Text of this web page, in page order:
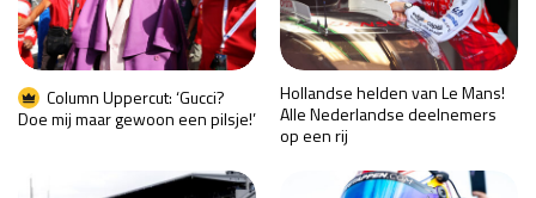
Column Uppercut: ‘Gucci?
Doe mij maar gewoon een pilsje!’
Hollandse helden van Le Mans!
Alle Nederlandse deelnemers
op een rij